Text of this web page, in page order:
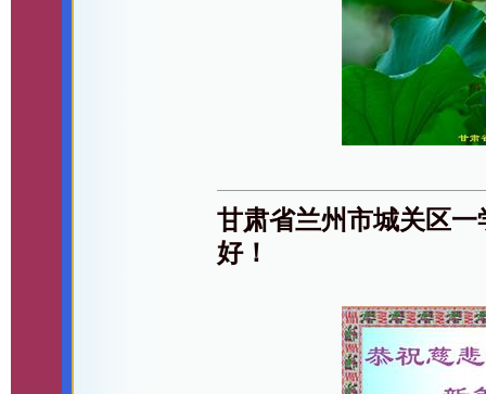
甘肃省兰州市城关区
好！